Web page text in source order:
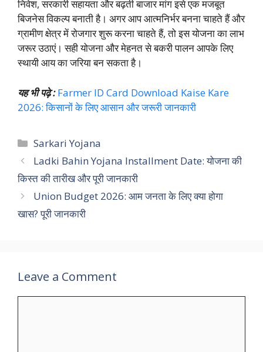
निवेश, सरकारी सहायता और बढ़ती बाजार मांग इसे एक मजबूत
बिजनेस विकल्प बनाती है। अगर आप आत्मनिर्भर बनना चाहते हैं और
ग्रामीण क्षेत्र में रोजगार शुरू करना चाहते हैं, तो इस योजना का लाभ
जरूर उठाएं। सही योजना और मेहनत से बकरी पालन आपके लिए
स्थायी आय का जरिया बन सकता है।
यह भी पढ़े : Farmer ID Card Download Kaise Kare
2026: किसानों के लिए आसान और जरूरी जानकारी
Categories
Sarkari Yojana
Ladki Bahin Yojana Installment Date: योजना की
किस्त की तारीख और पूरी जानकारी
Union Budget 2026: आम जनता के लिए क्या होगा
खास? पूरी जानकारी
Leave a Comment